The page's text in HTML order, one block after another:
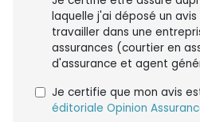
laquelle j'ai déposé un
travailler dans une
assurances (courtier en
d'assurance et agent
Je certifie que mon avis
éditoriale Opinion